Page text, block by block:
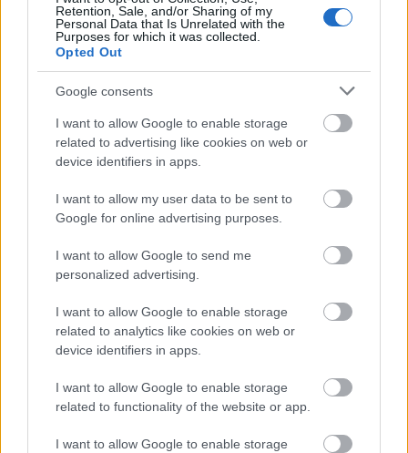
Retention, Sale, and/or Sharing of my
Personal Data that Is Unrelated with the
Purposes for which it was collected.
Opted Out
Google consents
I want to allow Google to enable storage
related to advertising like cookies on web or
device identifiers in apps.
I want to allow my user data to be sent to
Google for online advertising purposes.
I want to allow Google to send me
personalized advertising.
I want to allow Google to enable storage
related to analytics like cookies on web or
device identifiers in apps.
I want to allow Google to enable storage
related to functionality of the website or app.
I want to allow Google to enable storage
deci, insa opteaza intotdeauna pentru ciocolata cat
mai amaruie (concentratie de cacao de 70-85%),
intrucat zaharul se inscrie in lista alimentelor
interzise de mai sus.